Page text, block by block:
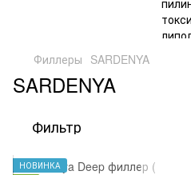
Филлеры SARDENYA
SARDENYA
Фильтр
НОВИНКА